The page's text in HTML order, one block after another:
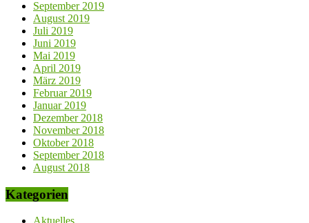
September 2019
August 2019
Juli 2019
Juni 2019
Mai 2019
April 2019
März 2019
Februar 2019
Januar 2019
Dezember 2018
November 2018
Oktober 2018
September 2018
August 2018
Kategorien